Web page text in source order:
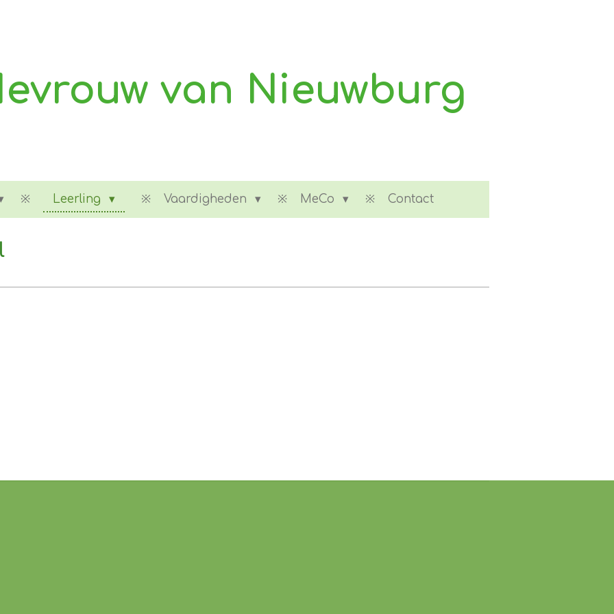
van Nieuwburg
Leerling Vaardigheden MeCo Contact